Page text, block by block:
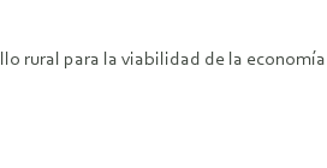
rural para la viabilidad de la